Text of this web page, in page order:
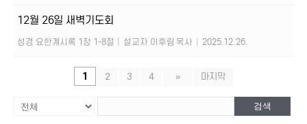
12월 26일 새벽기도회
성경 요한계시록 1장 1-8절 설교자 이후림 목사 2025.12.26.
1 2 3 4 » 마지막
검색